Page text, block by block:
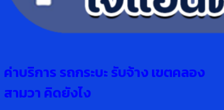
ค่าบริการ รถกระบะ รับจ้าง เขตคลอง
สามวา คิดยังไง